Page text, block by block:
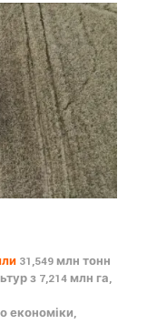
31,549 млн тонн
з 7,214 млн га,
економіки,